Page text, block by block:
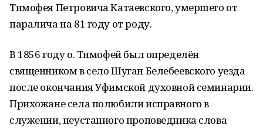
Тимофея Петровича Катаевского, умершего от
паралича на 81 году от роду.
В 1856 году о. Тимофей был определён
священником в село Шуган Белебеевского уезда
после окончания Уфимской духовной семинарии.
Прихожане села полюбили исправного в
служении, неустанного проповедника слова